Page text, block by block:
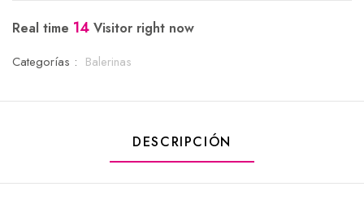
Real time 14 Visitor right now
Categorías : Balerinas
DESCRIPCIÓN